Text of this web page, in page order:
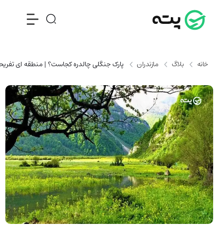
خانه بلاگ مازندران پارک جنگلی چالدره کجاست؟ | منطقه ای